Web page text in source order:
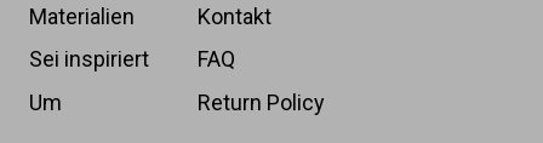
Materialien
Sei inspiriert
Um
Kontakt
FAQ
Return Policy